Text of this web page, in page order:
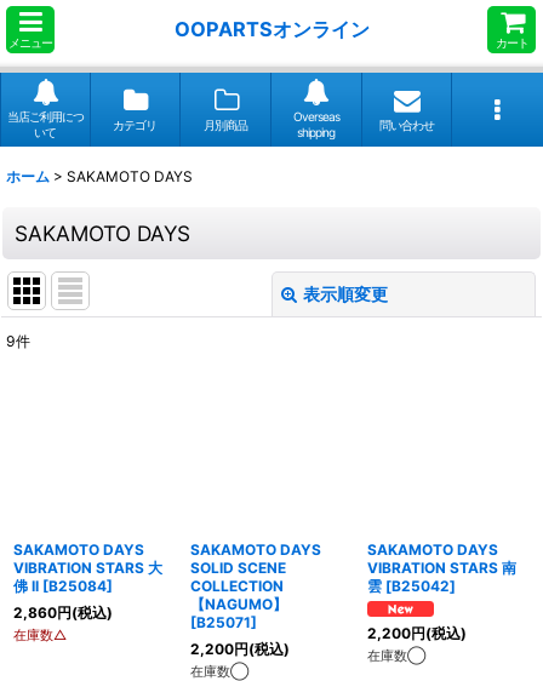
メニュー
OOPARTSオンライン
カート
当店ご利用につ
いて
カテゴリ 月別商品
Overseas
shipping
問い合わせ
ホーム > SAKAMOTO DAYS
SAKAMOTO DAYS
表示順変更
9件
SAKAMOTO DAYS
VIBRATION STARS 大
佛 II [B25084]
2,860円(税込)
在庫数△
SAKAMOTO DAYS
SOLID SCENE
COLLECTION
【NAGUMO】
[B25071]
2,200円(税込)
在庫数◯
SAKAMOTO DAYS
VIBRATION STARS 南
雲 [B25042]
2,200円(税込)
在庫数◯